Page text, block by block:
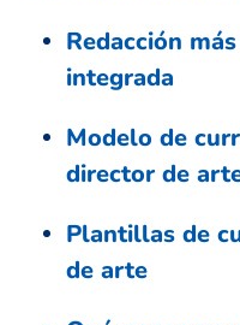
Redacción
integrada
Modelo de
director de
Plantillas de
de arte